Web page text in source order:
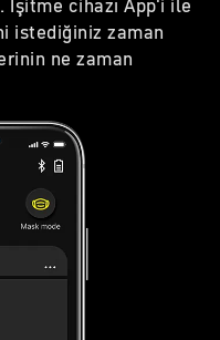
İşitme cihazı App'i ile
istediğiniz zaman
ne zaman